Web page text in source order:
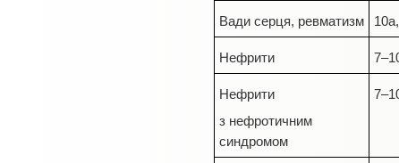
Вади серця, ревматизм
Нефрити
Нефрити
з нефротичним
синдромом